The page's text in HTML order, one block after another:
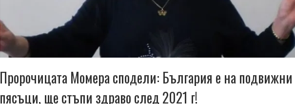
Пророчицата Момера сподели: България е на подвижни
пясъци, ще стъпи здраво след 2021 г!